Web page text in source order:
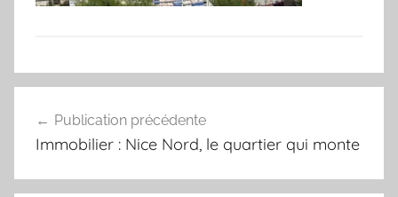
de
Publication précédente
Immobilier : Nice Nord, le quartier qui monte